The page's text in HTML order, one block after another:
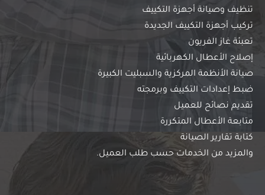
تنظيف وصيانة أجهزة التكييف
تركيب أجهزة التكييف الجديدة
تعبئة غاز الفريون
إصلاح الأعطال الكهربائية
صيانة الأنظمة المركزية والسبليت الكبيرة
ضبط إعدادات التكييف وبرمجته
تقديم نصائح للعميل
متابعة الأعطال المتكررة
كتابة تقارير الصيانة
والمزيد من الخدمات حسب طلب العميل.